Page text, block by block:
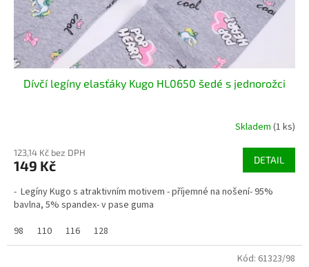
Dívčí legíny elasťáky Kugo HL0650 šedé s jednorožci
Skladem (1 ks)
123,14 Kč bez DPH
149 Kč DETAIL
- Legíny Kugo s atraktivním motivem - příjemné na nošení- 95%
bavlna, 5% spandex- v pase guma
98
110 116 128
Kód: 61323/98